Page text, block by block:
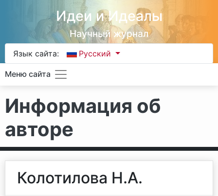
Идеи и Идеалы
Научный журнал
Язык сайта: Русский
Меню сайта
Информация об
авторе
Колотилова Н.А.